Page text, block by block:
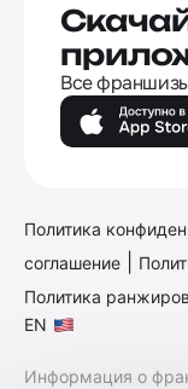
Все
Политика
соглашение
Политика
EN
Информация о